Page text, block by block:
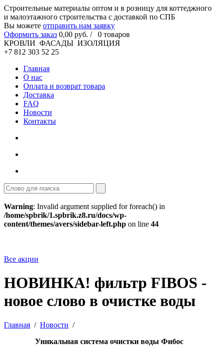
Cтроительные материалы оптом и в розницу для коттеджного
и малоэтажного строительства с доставкой по СПБ
Вы можете отправить нам заявку
Оформить заказ 0,00 руб. / 0 товаров
КРОВЛИ ФАСАДЫ ИЗОЛЯЦИЯ
+7 812 303 52 25
Главная
О нас
Оплата и возврат товара
Доставка
FAQ
Новости
Контакты
Warning: Invalid argument supplied for foreach() in
/home/spbrik/1.spbrik.z8.ru/docs/wp-
content/themes/avers/sidebar-left.php on line 44
Все акции
НОВИНКА! фильтр FIBOS -
новое слово в очистке воды
Главная / Новости /
Уникальная система очистки воды Фибос